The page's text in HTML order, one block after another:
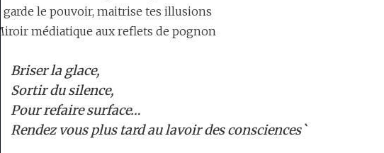
Il garde le pouvoir, maitrise tes illusions
Miroir médiatique aux reflets de pognon
Briser la glace,
Sortir du silence,
Pour refaire surface…
Rendez vous plus tard au lavoir des consciences`